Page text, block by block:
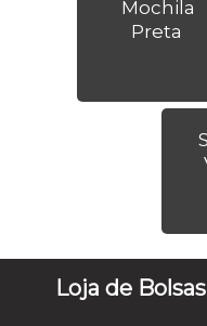
Mochila
Preta
Loja de